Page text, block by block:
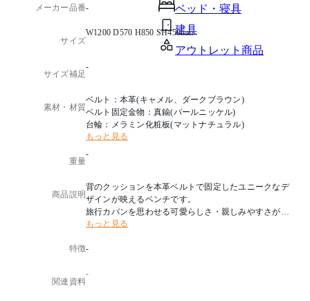
ベッド・寝具
建具
アウトレット商品
メーカー品番-
サイズ
W1200 D570 H850 SH450mm
サイズ補足
-
素材・材質
ベルト：本革(キャメル、ダークブラウン)
ベルト固定金物：真鍮(パールニッケル)
台輪：メラミン化粧板(マットナチュラル)
もっと見る
重量
-
商品説明
背のクッションを本革ベルトで固定したユニークなデ
ザインが映えるベンチです。
旅行カバンを思わせる可愛らしさ・親しみやすさが、
温かみのあるナチュラルな台輪と合わさり、その場所
背クッションがセパレートになっていることで、自然
デザインです。
もっと見る
特徴-
関連資料
-